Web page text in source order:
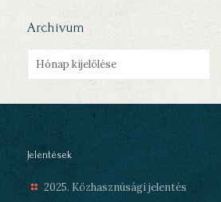
Archívum
Jelentések
2025. Közhasznúsági jelentés